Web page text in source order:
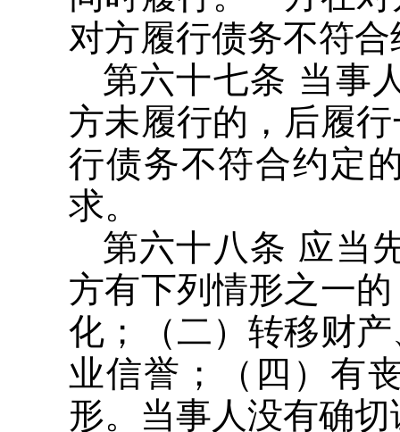
对方履行债务不符
第六十七条 当事
方未履行的，后履
行债务不符合约定
求。
第六十八条 应当
方有下列情形之一
化；（二）转移财
业信誉；（四）有
形。当事人没有确